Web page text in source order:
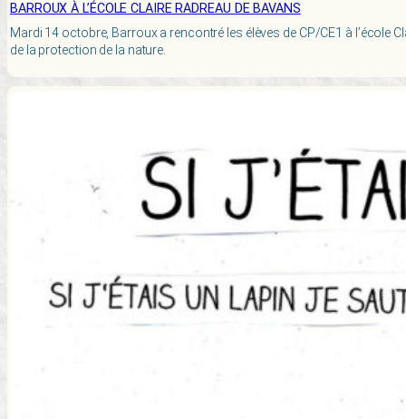
BARROUX À L’ÉCOLE CLAIRE RADREAU DE BAVANS
Mardi 14 octobre, Barroux a rencontré les élèves de CP/CE1 à l’école
de la protection de la nature.